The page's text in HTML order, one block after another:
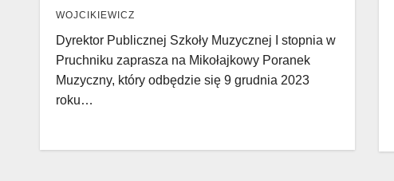
WOJCIKIEWICZ
Dyrektor Publicznej Szkoły Muzycznej I stopnia w
Pruchniku zaprasza na Mikołajkowy Poranek
Muzyczny, który odbędzie się 9 grudnia 2023
roku…